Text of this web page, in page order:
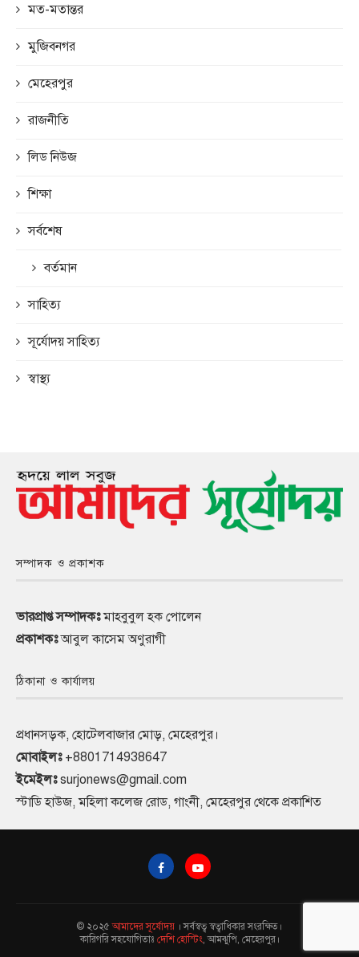
মত-মতান্তর
মুজিবনগর
মেহেরপুর
রাজনীতি
লিড নিউজ
শিক্ষা
সর্বশেষ
বর্তমান
সাহিত্য
সূর্যোদয় সাহিত্য
স্বাস্থ্য
সম্পাদক ও প্রকাশক
ভারপ্রাপ্ত সম্পাদকঃমাহবুবুল হক পোলেন
প্রকাশকঃআবুল কাসেম অণুরাগী
ঠিকানা ও কার্যালয়
প্রধানসড়ক, হোটেলবাজার মোড়, মেহেরপুর।
মোবাইলঃ +8801714938647
ইমেইলঃ surjonews@gmail.com
স্টাডি হাউজ, মহিলা কলেজ রোড, গাংনী, মেহেরপুর থেকে প্রকাশিত
© ২০২৫আমাদের সূর্যোদয় । সর্বস্বত্ব স্বত্বাধিকার সংরক্ষিত।
কারিগরি সহযোগিতাঃ দেশি হোস্টিং, আমঝুপি, মেহেরপুর।